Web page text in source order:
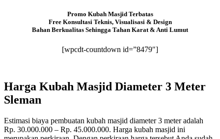
Promo Kubah Masjid Terbatas
Free Konsultasi Teknis, Visualisasi & Design
Bahan Berkualitas Sehingga Tahan Karat & Anti Lumut
[wpcdt-countdown id=”8479″]
Harga Kubah Masjid Diameter 3 Meter
Sleman
Estimasi biaya pembuatan kubah masjid diameter 3 meter adalah
Rp. 30.000.000 – Rp. 45.000.000. Harga kubah masjid ini